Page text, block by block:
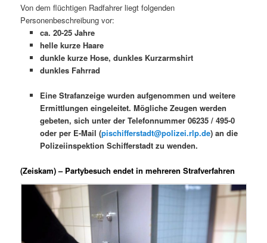
Von dem flüchtigen Radfahrer liegt folgenden
Personenbeschreibung vor:
ca. 20-25 Jahre
helle kurze Haare
dunkle kurze Hose, dunkles Kurzarmshirt
dunkles Fahrrad
Eine Strafanzeige wurden aufgenommen und weitere
Ermittlungen eingeleitet. Mögliche Zeugen werden
gebeten, sich unter der Telefonnummer 06235 / 495-0
oder per E-Mail (pischifferstadt@polizei.rlp.de) an die
Polizeiinspektion Schifferstadt zu wenden.
(Zeiskam) – Partybesuch endet in mehreren Strafverfahren